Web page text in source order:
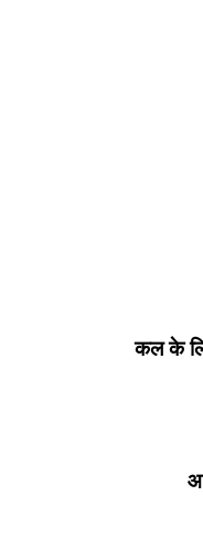
कल के